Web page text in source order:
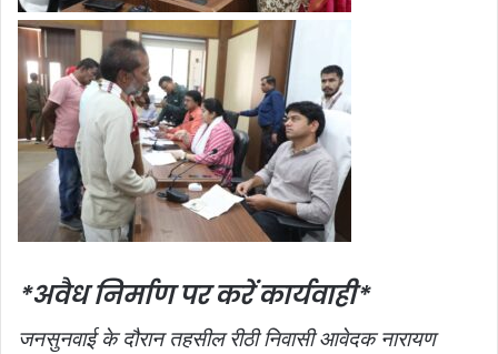
*अवैध निर्माण पर करें कार्यवाही*
जनसुनवाई के दौरान तहसील रीठी निवासी आवेदक नारायण